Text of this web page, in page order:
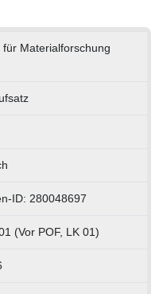
für Materialforschung
ID: 280048697
(Vor POF, LK 01)